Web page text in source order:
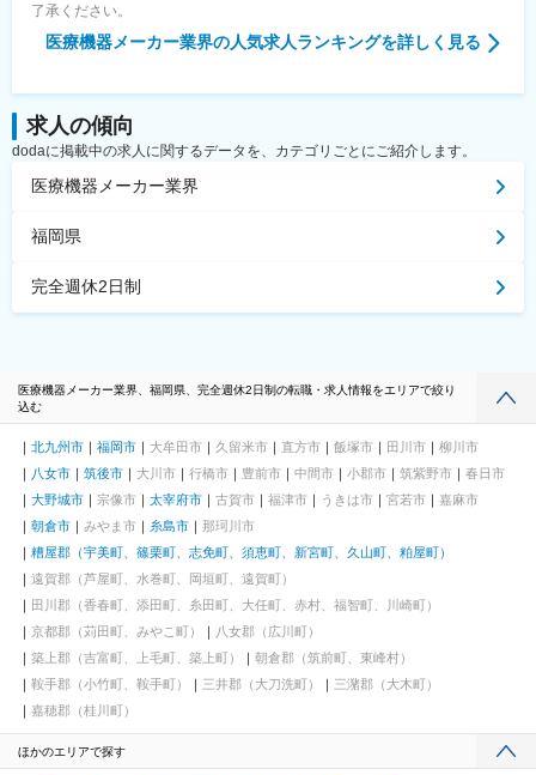
了承ください。
医療機器メーカー業界の人気求人ランキングを詳しく見る
求人の傾向
dodaに掲載中の求人に関するデータを、カテゴリごとにご紹介します。
医療機器メーカー業界
福岡県
完全週休2日制
医療機器メーカー業界、福岡県、完全週休2日制の転職・求人情報をエリアで絞り
込む
北九州市 福岡市 大牟田市 久留米市 直方市 飯塚市 田川市
柳川市
八女市
筑後市 大川市 行橋市 豊前市 中間市 小郡市 筑紫野市
春日市
大野城市
宗像市 太宰府市 古賀市 福津市 うきは市 宮若市
嘉麻市
朝倉市
みやま市 糸島市
那珂川市
糟屋郡（宇美町、篠栗町、志免町、須恵町、新宮町、久山町、粕屋町）
遠賀郡（芦屋町、水巻町、岡垣町、遠賀町）
田川郡（香春町、添田町、糸田町、大任町、赤村、福智町、川崎町）
京都郡（苅田町、みやこ町）
八女郡（広川町）
築上郡（吉富町、上毛町、築上町）
朝倉郡（筑前町、東峰村）
鞍手郡（小竹町、鞍手町）
三井郡（大刀洗町）
三潴郡（大木町）
嘉穂郡（桂川町）
ほかのエリアで探す